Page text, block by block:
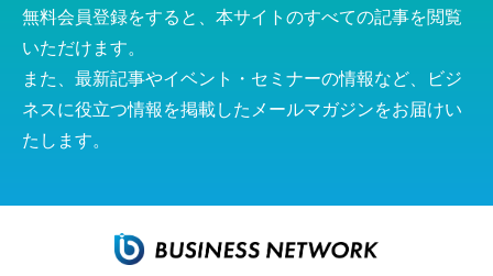
無料会員登録をすると、本サイトのすべての記事を閲覧
いただけます。
また、最新記事やイベント・セミナーの情報など、ビジ
ネスに役立つ情報を掲載したメールマガジンをお届けい
たします。